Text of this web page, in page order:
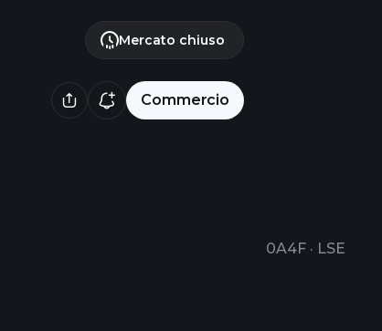
Commercio
0A4F · LSE
Mercato chiuso